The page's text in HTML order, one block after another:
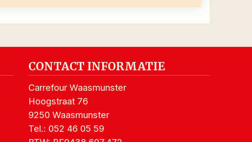
CONTACT INFORMATIE
Carrefour Waasmunster
Hoogstraat 76
9250 Waasmunster
Tel.: 052 46 05 59